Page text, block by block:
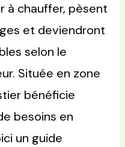
à chauffer, pèsent
et deviendront
selon le
Située en zone
bénéficie
besoins en
un guide